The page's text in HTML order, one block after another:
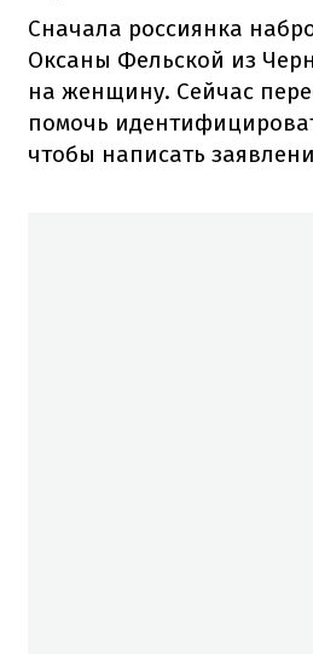
Сначала россиянка
Оксаны Фельской из
на женщину. Сейчас
помочь
чтобы написать